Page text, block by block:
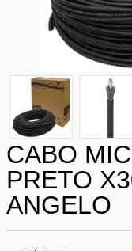
CABO
PRETO
ANGELO